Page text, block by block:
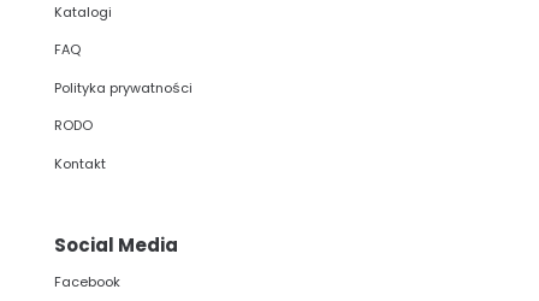
Katalogi
FAQ
Polityka prywatności
RODO
Kontakt
Social Media
Facebook